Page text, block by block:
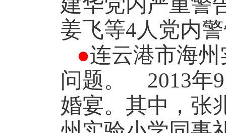
姜飞等4人党内
●连云港市海
问题。 2013年9
婚宴。其中，张